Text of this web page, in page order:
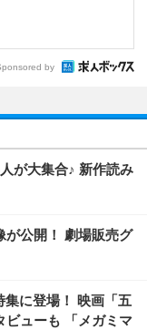
by
が大集合♪ 新作読み
が公開！ 劇場販売グ
集に登場！ 映画「五
ビューも 「メガミマ